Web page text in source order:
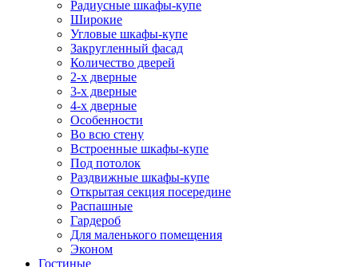
Радиусные шкафы-купе
Широкие
Угловые шкафы-купе
Закругленный фасад
Количество дверей
2-х дверные
3-х дверные
4-х дверные
Особенности
Во всю стену
Встроенные шкафы-купе
Под потолок
Раздвижные шкафы-купе
Открытая секция посередине
Распашные
Гардероб
Для маленького помещения
Эконом
Гостиные